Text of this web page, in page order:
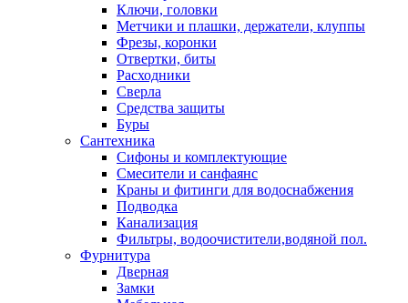
Ключи, головки
Метчики и плашки, держатели, клуппы
Фрезы, коронки
Отвертки, биты
Расходники
Сверла
Средства защиты
Буры
Сантехника
Сифоны и комплектующие
Смесители и санфаянс
Краны и фитинги для водоснабжения
Подводка
Канализация
Фильтры, водоочистители,водяной пол.
Фурнитура
Дверная
Замки